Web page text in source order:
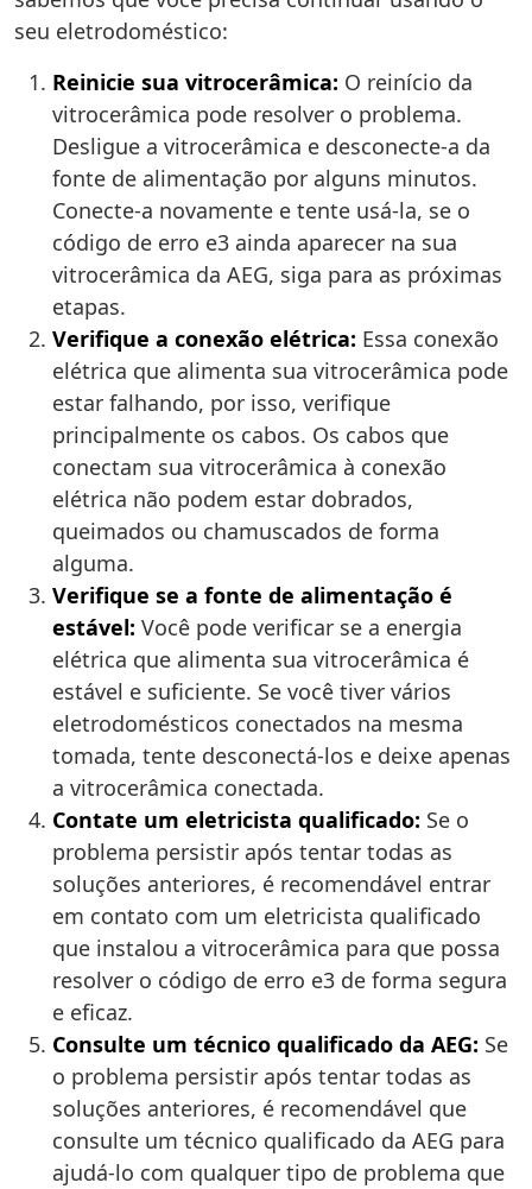
seu eletrodoméstico:
Reinicie sua vitrocerâmica: O reinício da
vitrocerâmica pode resolver o problema.
Desligue a vitrocerâmica e desconecte-a da
fonte de alimentação por alguns minutos.
Conecte-a novamente e tente usá-la, se o
código de erro e3 ainda aparecer na sua
vitrocerâmica da AEG, siga para as próximas
etapas.
Verifique a conexão elétrica: Essa conexão
elétrica que alimenta sua vitrocerâmica pode
estar falhando, por isso, verifique
principalmente os cabos. Os cabos que
conectam sua vitrocerâmica à conexão
elétrica não podem estar dobrados,
queimados ou chamuscados de forma
alguma.
Verifique se a fonte de alimentação é
estável: Você pode verificar se a energia
elétrica que alimenta sua vitrocerâmica é
estável e suficiente. Se você tiver vários
eletrodomésticos conectados na mesma
tomada, tente desconectá-los e deixe apenas
a vitrocerâmica conectada.
Contate um eletricista qualificado: Se o
problema persistir após tentar todas as
soluções anteriores, é recomendável entrar
em contato com um eletricista qualificado
que instalou a vitrocerâmica para que possa
resolver o código de erro e3 de forma segura
e eficaz.
Consulte um técnico qualificado da AEG: Se
o problema persistir após tentar todas as
soluções anteriores, é recomendável que
consulte um técnico qualificado da AEG para
ajudá-lo com qualquer tipo de problema que